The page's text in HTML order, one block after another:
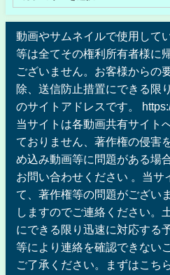
動画やサムネイルで使用して
等は全てその権利所有者様に
ございません。お客様からの
除、送信防止措置にできる限
のサイトアドレスです。
当サイトは各動画共有サイト
ておりません、著作権の侵害
め込み動画等に問題がある場
お問い合わせください 。当サ
て、著作権等の問題がござい
しますのでご連絡ください。
にできる限り迅速に対応する
等により連絡を確認できない
ご了承ください。まずはこち